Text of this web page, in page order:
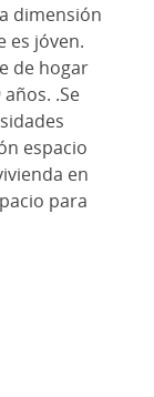
dimensión
es jóven.
de hogar
.Se
espacio
en
para